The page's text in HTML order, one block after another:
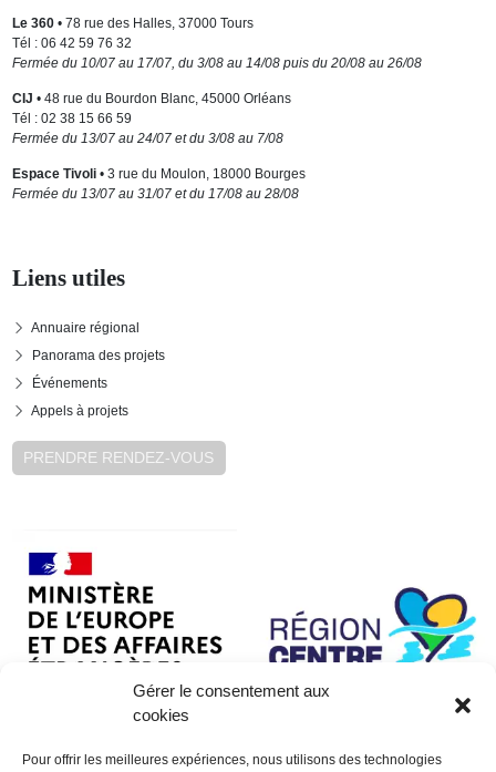
Gérer le consentement aux
cookies
Pour offrir les meilleures expériences, nous utilisons des technologies
Le 360• 78 rue des Halles, 37000 Tours
Tél : 06 42 59 76 32
Fermée du 10/07 au 17/07, du 3/08 au 14/08 puis du 20/08 au 26/08
CIJ • 48 rue du Bourdon Blanc, 45000 Orléans
Tél : 02 38 15 66 59
Fermée du 13/07 au 24/07 et du 3/08 au 7/08
Espace Tivoli• 3 rue du Moulon, 18000 Bourges
Fermée du 13/07 au 31/07 et du 17/08 au 28/08
Liens utiles
Annuaire régional
Panorama des projets
Événements
Appels à projets
PRENDRE RENDEZ-VOUS